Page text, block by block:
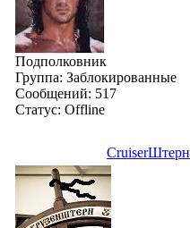
Подполковник
Группа: Заблокированные
Сообщений: 517
Статус: Offline
СruiserШтерн